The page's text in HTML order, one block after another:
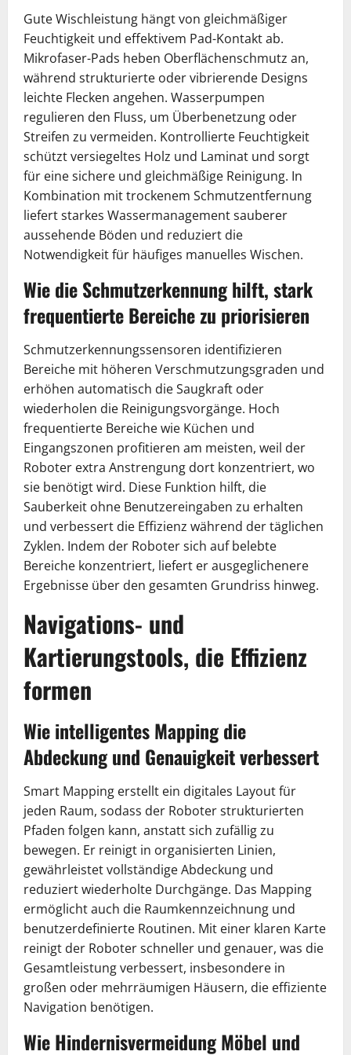
Gute Wischleistung hängt von gleichmäßiger
Feuchtigkeit und effektivem Pad-Kontakt ab.
Mikrofaser-Pads heben Oberflächenschmutz an,
während strukturierte oder vibrierende Designs
leichte Flecken angehen. Wasserpumpen
regulieren den Fluss, um Überbenetzung oder
Streifen zu vermeiden. Kontrollierte Feuchtigkeit
schützt versiegeltes Holz und Laminat und sorgt
für eine sichere und gleichmäßige Reinigung. In
Kombination mit trockenem Schmutzentfernung
liefert starkes Wassermanagement sauberer
aussehende Böden und reduziert die
Notwendigkeit für häufiges manuelles Wischen.
Wie die Schmutzerkennung hilft, stark
frequentierte Bereiche zu priorisieren
Schmutzerkennungssensoren identifizieren
Bereiche mit höheren Verschmutzungsgraden und
erhöhen automatisch die Saugkraft oder
wiederholen die Reinigungsvorgänge. Hoch
frequentierte Bereiche wie Küchen und
Eingangszonen profitieren am meisten, weil der
Roboter extra Anstrengung dort konzentriert, wo
sie benötigt wird. Diese Funktion hilft, die
Sauberkeit ohne Benutzereingaben zu erhalten
und verbessert die Effizienz während der täglichen
Zyklen. Indem der Roboter sich auf belebte
Bereiche konzentriert, liefert er ausgeglichenere
Ergebnisse über den gesamten Grundriss hinweg.
Navigations- und
Kartierungstools, die Effizienz
formen
Wie intelligentes Mapping die
Abdeckung und Genauigkeit verbessert
Smart Mapping erstellt ein digitales Layout für
jeden Raum, sodass der Roboter strukturierten
Pfaden folgen kann, anstatt sich zufällig zu
bewegen. Er reinigt in organisierten Linien,
gewährleistet vollständige Abdeckung und
reduziert wiederholte Durchgänge. Das Mapping
ermöglicht auch die Raumkennzeichnung und
benutzerdefinierte Routinen. Mit einer klaren Karte
reinigt der Roboter schneller und genauer, was die
Gesamtleistung verbessert, insbesondere in
großen oder mehrräumigen Häusern, die effiziente
Navigation benötigen.
Wie Hindernisvermeidung Möbel und